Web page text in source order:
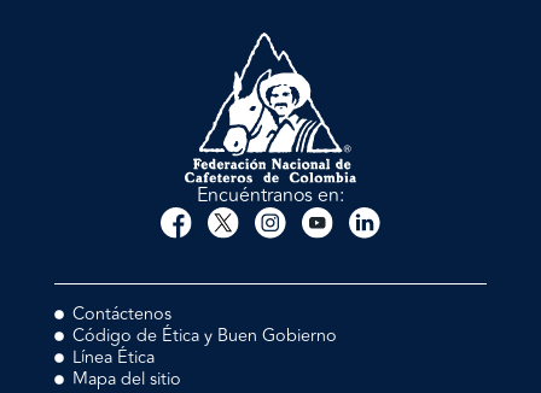
Encuéntranos en:
Contáctenos
Código de Ética y Buen Gobierno
Línea Ética
Mapa del sitio